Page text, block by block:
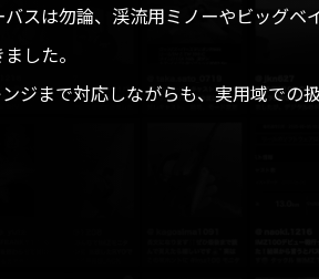
スは勿論、渓流用ミノーやビッグベ
した。
ジまで対応しながらも、実用域での